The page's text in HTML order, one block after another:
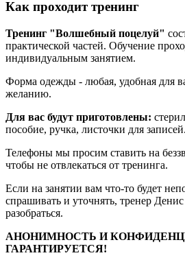
Как проходит тренинг
Тренинг "Волшебный поцелуй"
практической частей. Обучение
индивидуальным занятием.
Форма одежды - любая, удобная для
желанию.
Для вас будут приготовлены:
пособие, ручка, листочки для записей.
Телефоны мы просим ставить на
чтобы не отвлекаться от тренинга.
Если на занятии вам что-то будет
спрашивать и уточнять, тренер
разобраться.
АНОНИМНОСТЬ И
ГАРАНТИРУЕТСЯ!